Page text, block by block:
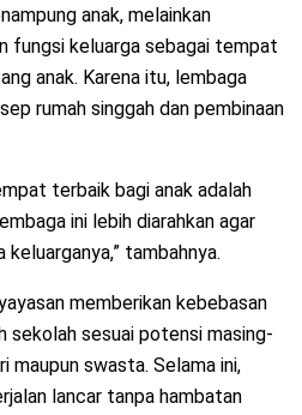
anak, melainkan
fungsi keluarga sebagai tempat
anak. Karena itu, lembaga
rumah singgah dan pembinaan
terbaik bagi anak adalah
ini lebih diarahkan agar
tambahnya.
memberikan kebebasan
sekolah sesuai potensi masing-
maupun swasta. Selama ini,
lancar tanpa hambatan